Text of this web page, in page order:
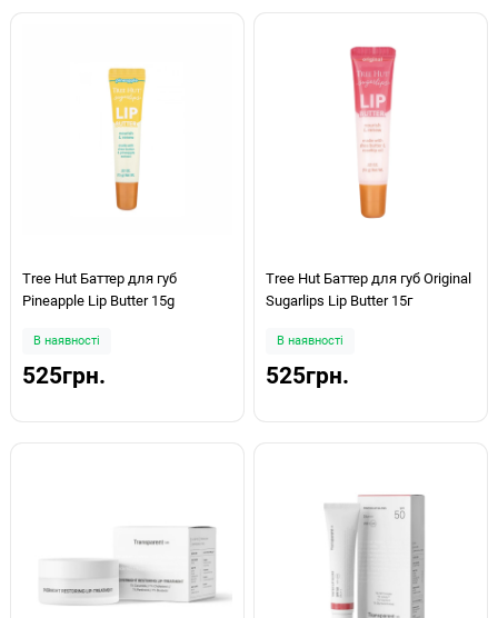
Tree Hut Баттер для губ
Pineapple Lip Butter 15g
В наявності
525грн.
Tree Hut Баттер для губ Original
Sugarlips Lip Butter 15г
В наявності
525грн.